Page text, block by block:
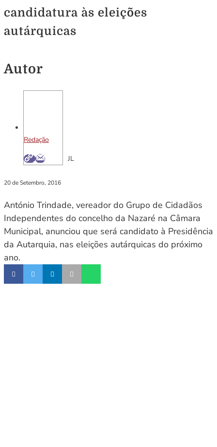
candidatura às eleições
autárquicas
Autor
Redação
JL
20 de Setembro, 2016
António Trindade, vereador do Grupo de Cidadãos
Independentes do concelho da Nazaré na Câmara
Municipal, anunciou que será candidato à Presidência
da Autarquia, nas eleições autárquicas do próximo
ano.